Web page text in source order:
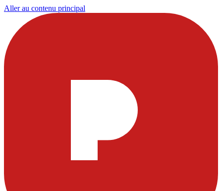
Aller au contenu principal